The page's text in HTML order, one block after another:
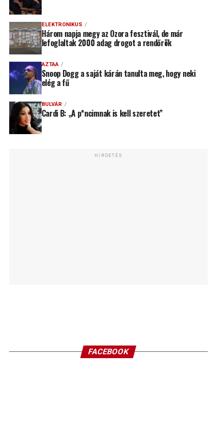
ELEKTRONIKUS
Három napja megy az Ozora fesztivál, de már
lefoglaltak 2000 adag drogot a rendőrök
AZTAA
Snoop Dogg a saját kárán tanulta meg, hogy neki
elég a fű
BULVÁR
Cardi B: „A p*ncimnak is kell szeretet”
HIRDETÉS
FACEBOOK